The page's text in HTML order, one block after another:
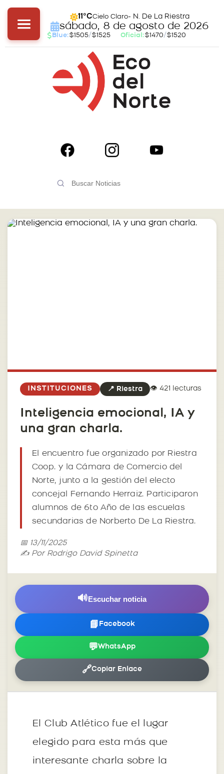
11°CCielo Claro- N. De La Riestra
sábado, 8 de agosto de 2026
Blue:$1505/$1525 Oficial:$1470/$1520
INSTITUCIONES 📍 Riestra 👁️ 421 lecturas
Inteligencia emocional, IA y
una gran charla.
El encuentro fue organizado por Riestra
Coop. y la Cámara de Comercio del
Norte, junto a la gestión del electo
concejal Fernando Herraiz. Participaron
alumnos de 6to Año de las escuelas
secundarias de Norberto De La Riestra.
📅 13/11/2025
✍️ Por Rodrigo David Spinetta
🔊Escuchar noticia
📘 Facebook
💬WhatsApp
🔗Copiar Enlace
El Club Atlético fue el lugar
elegido para esta más que
interesante charla sobre la